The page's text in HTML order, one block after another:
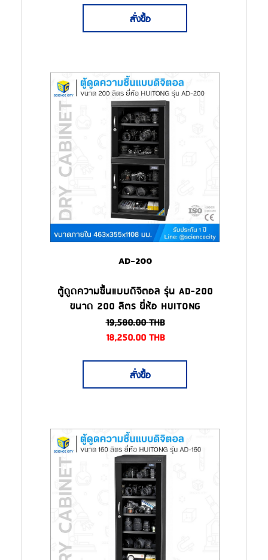
สั่งซื้อ
AD-200
ตู้ดูดความชื้นแบบดิจิตอล รุ่น AD-200
ขนาด 200 ลิตร ยี่ห้อ HUITONG
19,580.00THB
18,250.00THB
สั่งซื้อ